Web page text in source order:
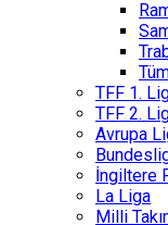
TFF 1.
TFF 2.
Avrupa
İngiltere
La Liga
Milli